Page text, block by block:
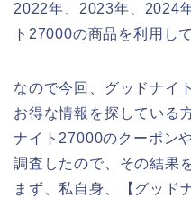
2022年、2023年、2024
ト27000の商品を利用し
なので今回、グッドナイ
お得な情報を探している
ナイト27000のクーポン
調査したので、その結果
まず、私自身、【グッド